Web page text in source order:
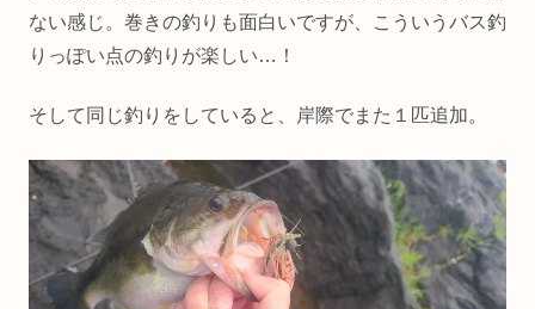
ない感じ。巻きの釣りも面白いですが、こういうバス釣
りっぽい点の釣りが楽しい…！
そして同じ釣りをしていると、岸際でまた１匹追加。